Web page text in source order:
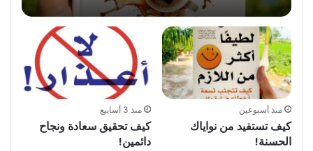
منذ أسبوعين
كيف تستفيد من نواياك
الحسنة!
منذ 3 أسابيع
كيف تحقيق سعادة ونجاح
دائمين!